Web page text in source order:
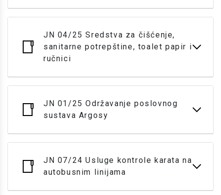
JN 04/25 Sredstva za čišćenje,
sanitarne potrepštine, toalet papir i
ručnici
JN 01/25 Održavanje poslovnog
sustava Argosy
JN 07/24 Usluge kontrole karata na
autobusnim linijama